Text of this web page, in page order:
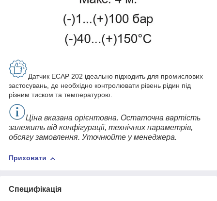
Датчик ECAP 202 ідеально підходить для промислових
застосувань, де необхідно контролювати рівень рідин під
різним тиском та температурою.
Ціна вказана орієнтовна. Остаточна вартість
залежить від конфігурації, технічних параметрів,
обсягу замовлення. Уточнюйте у менеджера.
Приховати
Специфікація